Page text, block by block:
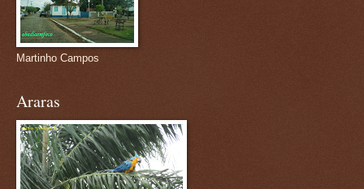
Martinho Campos
Araras